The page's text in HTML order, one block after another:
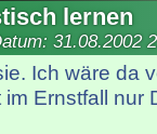
lernen
31.08.2002
Ich wäre da
Ernstfall nur